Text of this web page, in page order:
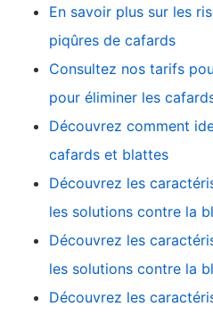
En savoir plus sur les
piqûres de cafards
Consultez nos tarifs
pour éliminer les
Découvrez comment
cafards et blattes
Découvrez les
les solutions contre la
Découvrez les
les solutions contre la
Découvrez les